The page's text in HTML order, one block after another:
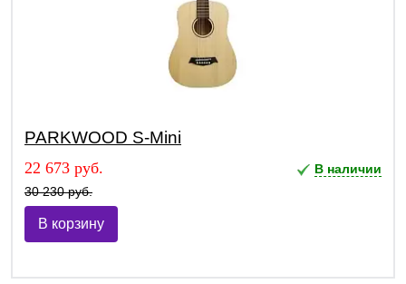
PARKWOOD S-Mini
22 673 руб.
30 230 руб.
В наличии
В корзину